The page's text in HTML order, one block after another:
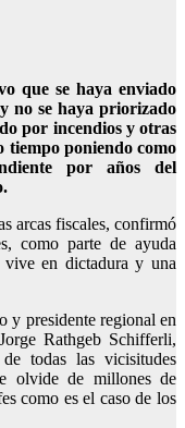
que se haya enviado
no se haya priorizado
por incendios y otras
tiempo poniendo como
por años del
arcas fiscales, confirmó
como parte de ayuda
en dictadura y una
y presidente regional en
Rathgeb Schifferli,
todas las vicisitudes
olvide de millones de
como es el caso de los